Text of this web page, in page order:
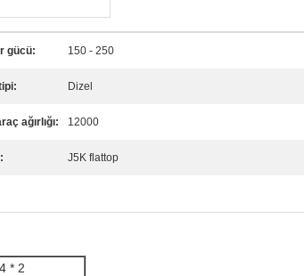
gücü: 150 - 250
Dizel
ağırlığı: 12000
J5K flattop
* 2